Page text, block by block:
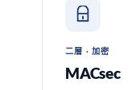
二層 · 加密
MACsec